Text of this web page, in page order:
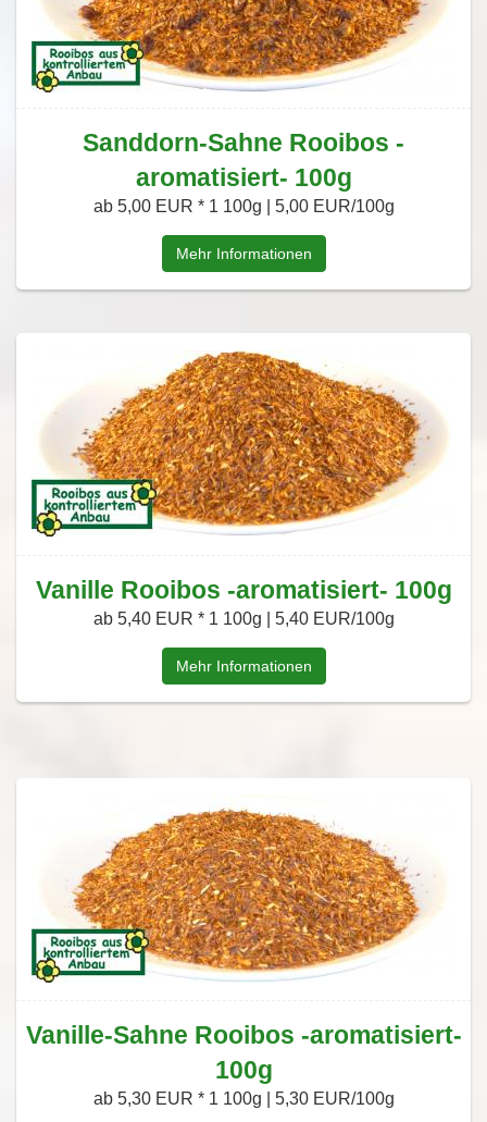
Sanddorn-Sahne Rooibos -
aromatisiert- 100g
ab 5,00 EUR * 1 100g | 5,00 EUR/100g
Mehr Informationen
Vanille Rooibos -aromatisiert- 100g
ab 5,40 EUR * 1 100g | 5,40 EUR/100g
Mehr Informationen
Vanille-Sahne Rooibos -aromatisiert-
100g
ab 5,30 EUR * 1 100g | 5,30 EUR/100g